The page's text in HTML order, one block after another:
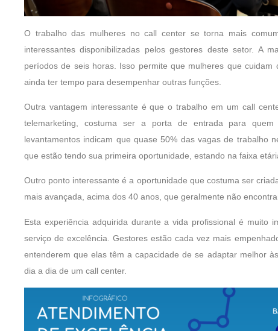
O trabalho das mulheres no call center se torna mais
interessantes disponibilizadas pelos gestores deste setor. A
períodos de seis horas. Isso permite que mulheres que
ainda ter tempo para desempenhar outras funções.
Outra vantagem interessante é que o trabalho em um call
telemarketing, costuma ser a porta de entrada para
levantamentos indicam que quase 50% das vagas de trabalho
que estão tendo sua primeira oportunidade, estando na faixa
Outro ponto interessante é a oportunidade que costuma ser
mais avançada, acima dos 40 anos, que geralmente não
Esta experiência adquirida durante a vida profissional é muito
serviço de excelência. Gestores estão cada vez mais
entenderem que elas têm a capacidade de se adaptar melhor
dia a dia de um call center.